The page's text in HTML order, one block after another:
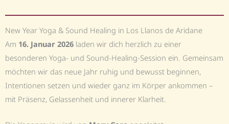
New Year Yoga & Sound Healing in Los Llanos de Aridane
Am 16. Januar 2026 laden wir dich herzlich zu einer
besonderen Yoga- und Sound-Healing-Session ein. Gemeinsam
möchten wir das neue Jahr ruhig und bewusst beginnen,
Intentionen setzen und wieder ganz im Körper ankommen –
mit Präsenz, Gelassenheit und innerer Klarheit.